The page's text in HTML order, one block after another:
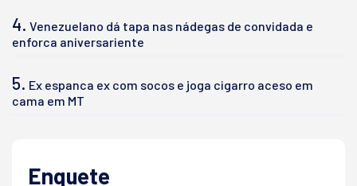
4. Venezuelano dá tapa nas nádegas de convidada e
enforca aniversariente
5. Ex espanca ex com socos e joga cigarro aceso em
cama em MT
Enquete